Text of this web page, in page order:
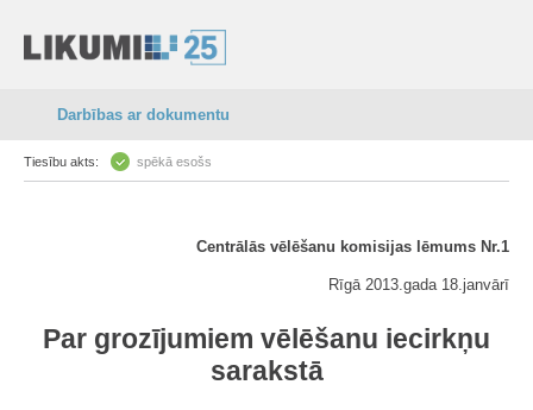
Darbības ar dokumentu
Tiesību akts: spēkā esošs
Centrālās vēlēšanu komisijas lēmums Nr.1
Rīgā 2013.gada 18.janvārī
Par grozījumiem vēlēšanu iecirkņu
sarakstā